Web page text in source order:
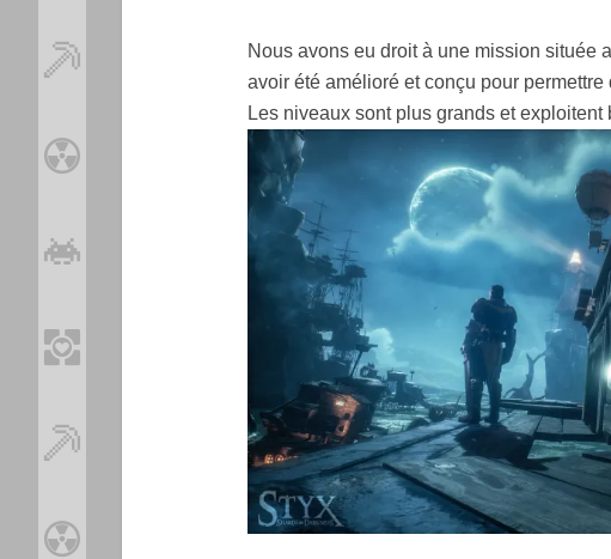
Nous avons eu droit à une mission située
avoir été amélioré et conçu pour
Les niveaux sont plus grands et